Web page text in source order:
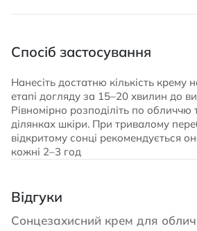
Спосіб застосування
Нанесіть достатню кількість
етапі догляду за 15–20 хвилин до
Рівномірно розподіліть по обличчю
ділянках шкіри. При тривалому
відкритому сонці рекомендується
кожні 2–3 год
Відгуки
Сонцезахисний крем для